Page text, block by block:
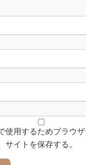
使用するためブラウザ
サイトを保存する。